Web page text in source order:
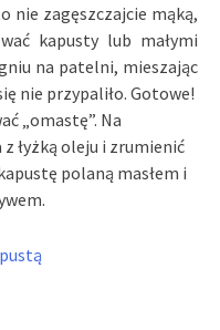
nie zagęszczajcie mąką,
kapusty lub małymi
na patelni, mieszając
nie przypaliło. Gotowe!
„omastę”. Na
łyżką oleju i zrumienić
polaną masłem i